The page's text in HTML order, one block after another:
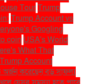
TourTrump
Trump Account vs
Googling
coin USA's World
What That
Account
অর্জন করেছেন বড় সাফল্য